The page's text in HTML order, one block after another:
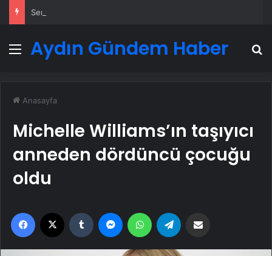
Menü
Aydın Gündem Haber
Anasayfa
Michelle Williams’ın taşıyıcı
anneden dördüncü çocuğu
oldu
Facebook Tumblr MessengerWhatsApp